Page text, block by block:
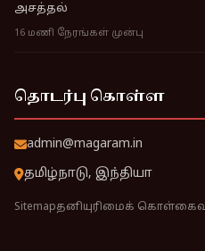
அசத்தல்
16 மணி நேரங்கள் முன்பு
தொடர்பு கொள்ள
admin@magaram.in
தமிழ்நாடு, இந்தியா
Sitemapதனியுரிமைக் கொள்கை